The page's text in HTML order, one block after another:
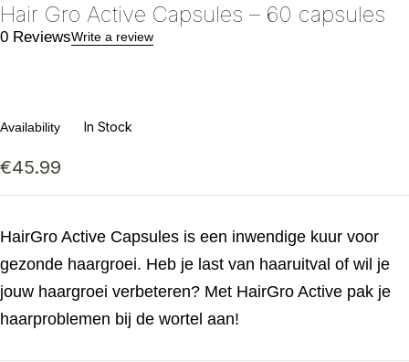
Hair Gro Active Capsules – 60 capsules
0 ReviewsWrite a review
Availability In Stock
€45.99
HairGro Active Capsules is een inwendige kuur voor
gezonde haargroei. Heb je last van haaruitval of wil je
jouw haargroei verbeteren? Met HairGro Active pak je
haarproblemen bij de wortel aan!